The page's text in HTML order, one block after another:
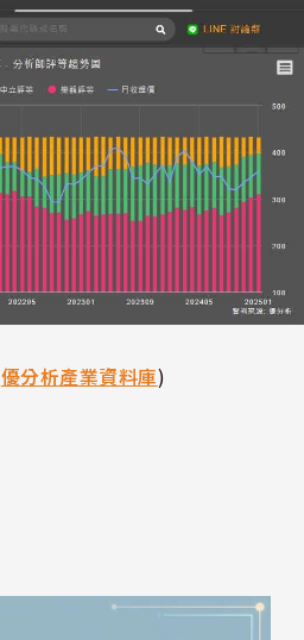
優分析產業資料庫)